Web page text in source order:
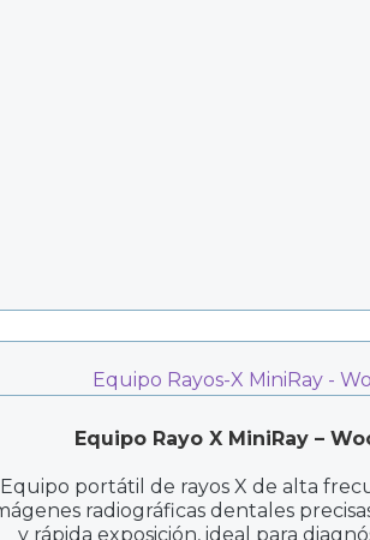
Equipo Rayo X MiniRay –
Equipo portátil de rayos X de alta
radiográficas dentales
y rápida exposición, ideal para